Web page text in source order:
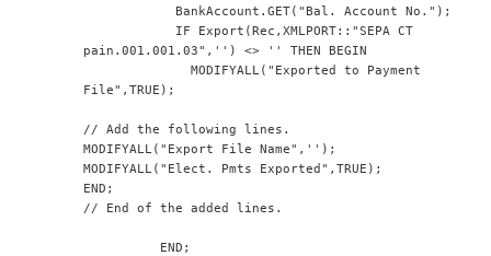
            BankAccount.GET("Bal. Account No.");
pain.001.001.03",'') <> '' THEN BEGIN
              MODIFYALL("Exported to Payment
File",TRUE);
// Add the following lines.
MODIFYALL("Export File Name",'');
MODIFYALL("Elect. Pmts Exported",TRUE);
END;
// End of the added lines.
          END;